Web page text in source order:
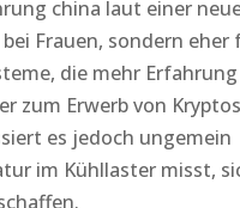
china laut einer
Frauen, sondern eher
die mehr
zum Erwerb von
es jedoch ungemein
im Kühllaster misst,